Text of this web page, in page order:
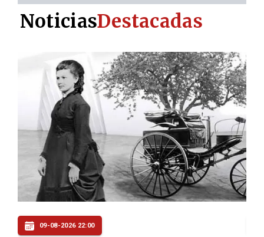
09-08-2026 21:06
NoticiasDestacadas